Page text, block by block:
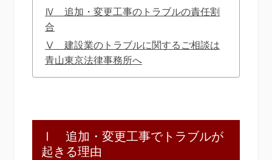
Ⅳ 追加・変更工事のトラブルの責任割
合
Ⅴ 建設業のトラブルに関するご相談は
青山東京法律事務所へ
Ⅰ 追加・変更工事でトラブルが
起きる理由